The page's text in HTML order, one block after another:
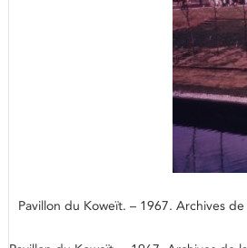
Pavillon du Koweït. – 1967. Archives